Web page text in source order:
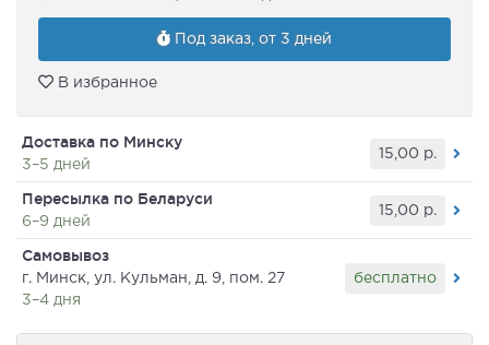
Под заказ, от 3 дней
В избранное
Доставка по Минску
3–5 дней
15,00 р.
Пересылка по Беларуси
6–9 дней
15,00 р.
Самовывоз
г. Минск, ул. Кульман, д. 9, пом. 27
3–4 дня
бесплатно